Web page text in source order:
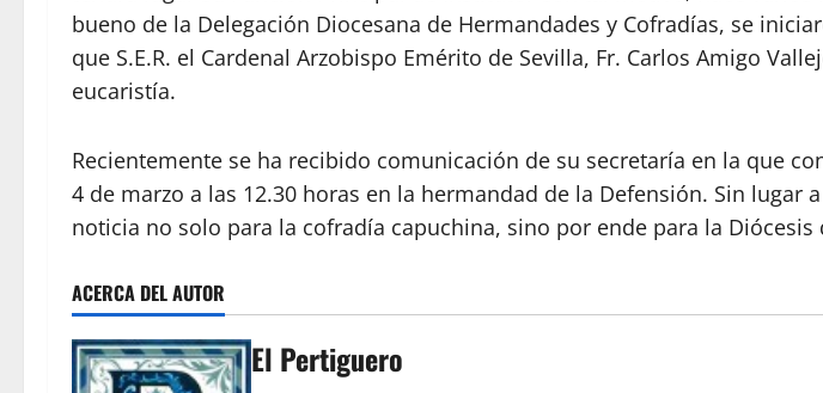
bueno de la Delegación Diocesana de Hermandades y Cofradías, se
que S.E.R. el Cardenal Arzobispo Emérito de Sevilla, Fr. Carlos Amigo
eucaristía.
Recientemente se ha recibido comunicación de su secretaría en la que
4 de marzo a las 12.30 horas en la hermandad de la Defensión. Sin lugar
noticia no solo para la cofradía capuchina, sino por ende para la Diócesis
ACERCA DEL AUTOR
El Pertiguero